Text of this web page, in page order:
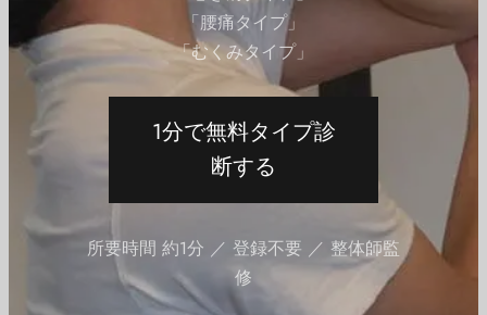
「腰痛タイプ」
「むくみタイプ」
1分で無料タイプ診
断する
所要時間 約1分 ／ 登録不要 ／ 整体師監
修
歯を見せるか見せないか？ ：明るく親しみやすさを
重視するなら歯を見せる笑顔が効果的。
自然な表情：作り笑いではなく、心からの笑顔を意
このように、笑顔と目線を意識することで、アイコンが
与える印象は大きく変わります。特にマッチングアプリ
では、笑顔の写真が「いいね！」数の増加につながると
いう調査結果も報告されています。